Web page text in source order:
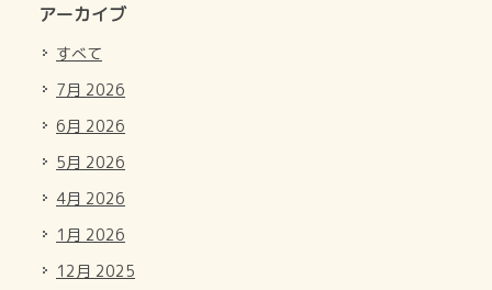
アーカイブ
すべて
7月 2026
6月 2026
5月 2026
4月 2026
1月 2026
12月 2025